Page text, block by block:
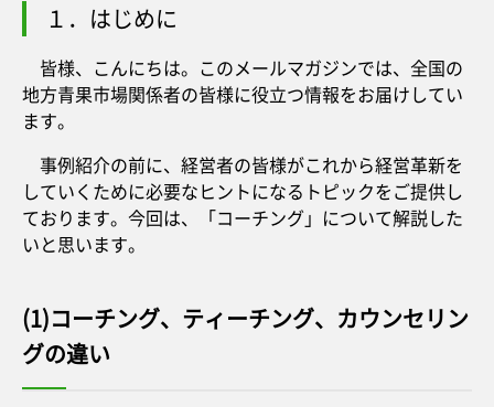
１．はじめに
皆様、こんにちは。このメールマガジンでは、全国の
地方青果市場関係者の皆様に役立つ情報をお届けしてい
ます。
事例紹介の前に、経営者の皆様がこれから経営革新を
していくために必要なヒントになるトピックをご提供し
ております。今回は、「コーチング」について解説した
いと思います。
(1)コーチング、ティーチング、カウンセリン
グの違い